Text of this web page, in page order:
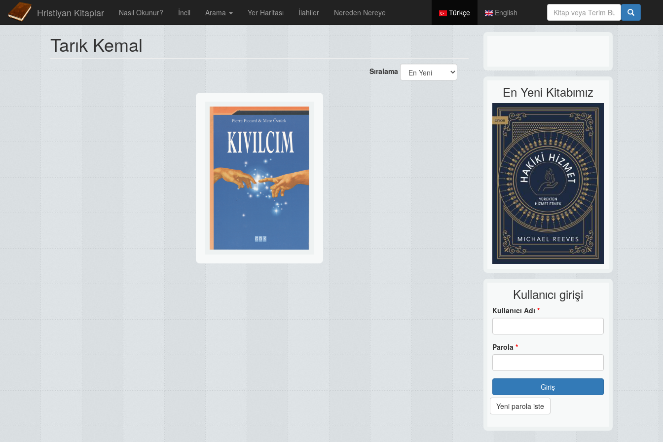
Hristiyan Kitaplar Nasıl Okunur? İncil Arama Yer Haritası İlahiler Nereden Nereye Türkçe English
En Yeni Kitabımız
Kullanıcı girişi
Kullanıcı Adı *
Parola *
Giriş
Yeni parola iste
Tarık Kemal
Sıralama